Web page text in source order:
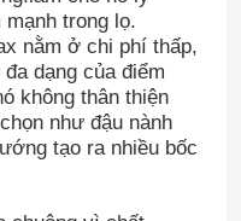
trong lọ.
nằm ở chi phí thấp,
dạng của điểm
không thân thiện
như đậu nành
tạo ra nhiều bốc